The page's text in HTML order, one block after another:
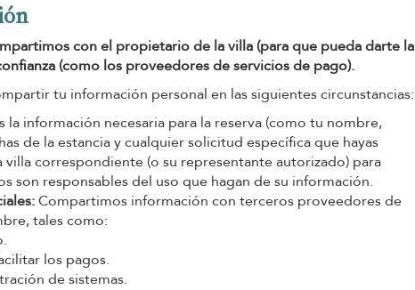
con el propietario de la villa (para que pueda darte la
(como los proveedores de servicios de pago).
tu información personal en las siguientes circunstancias:
la información necesaria para la reserva (como tu nombre,
de la estancia y cualquier solicitud específica que hayas
correspondiente (o su representante autorizado) para
son responsables del uso que hagan de su información.
Compartimos información con terceros proveedores de
tales como:
los pagos.
de sistemas.